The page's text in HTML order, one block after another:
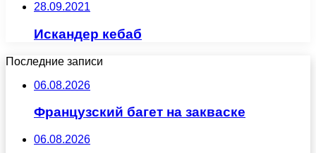
28.09.2021
Искандер кебаб
Последние записи
06.08.2026
Французский багет на закваске
06.08.2026